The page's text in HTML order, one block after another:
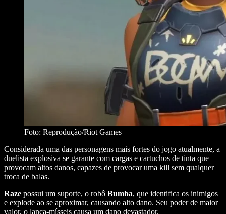
Foto: Reprodução/Riot Games
Considerada uma das personagens mais fortes do jogo atualmente, a
duelista explosiva se garante com cargas e cartuchos de tinta que
provocam altos danos, capazes de provocar uma kill sem qualquer
troca de balas.
Raze possui um suporte, o robô Bumba, que identifica os inimigos
e explode ao se aproximar, causando alto dano. Seu poder de maior
valor, o lança-mísseis causa um dano devastador.